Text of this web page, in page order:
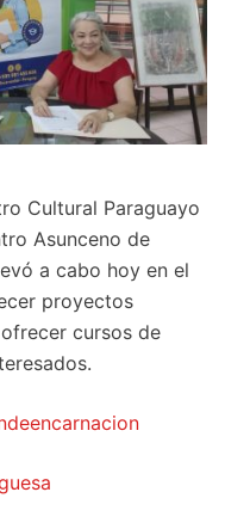
Cultural Paraguayo
Asunceno de
a cabo hoy en el
proyectos
cursos de